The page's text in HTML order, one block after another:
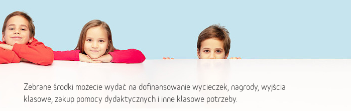
Zebrane środki możecie wydać na dofinansowanie wycieczek, nagrody, wyjścia
klasowe, zakup pomocy dydaktycznych i inne klasowe potrzeby.